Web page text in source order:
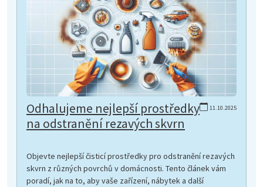
11.10.2025
Odhalujeme nejlepší prostředky
na odstranění rezavých skvrn
Objevte nejlepší čisticí prostředky pro odstranění rezavých
skvrn z různých povrchů v domácnosti. Tento článek vám
poradí, jak na to, aby vaše zařízení, nábytek a další